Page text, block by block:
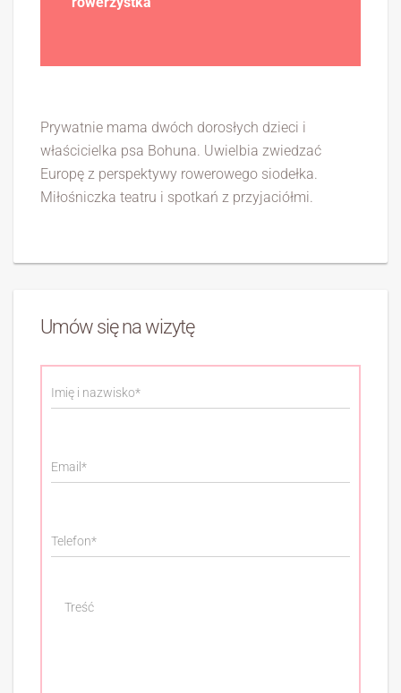
Prywatnie mama dwóch dorosłych dzieci i
właścicielka psa Bohuna. Uwielbia zwiedzać
Europę z perspektywy rowerowego siodełka.
Miłośniczka teatru i spotkań z przyjaciółmi.
Umów się na wizytę